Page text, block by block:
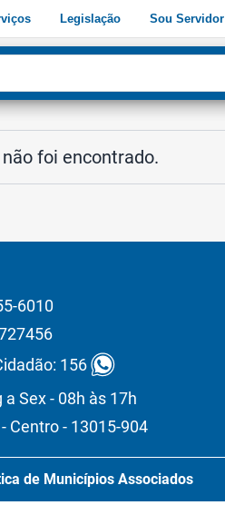
Legislação Sou Servidor
foi encontrado.
6010
156
Sex - 08h às 17h
Centro - 13015-904
de Municípios Associados